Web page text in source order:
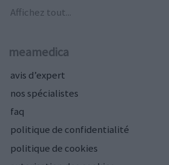
Affichez tout...
meamedica
avis d’expert
nos spécialistes
faq
politique de confidentialité
politique de cookies